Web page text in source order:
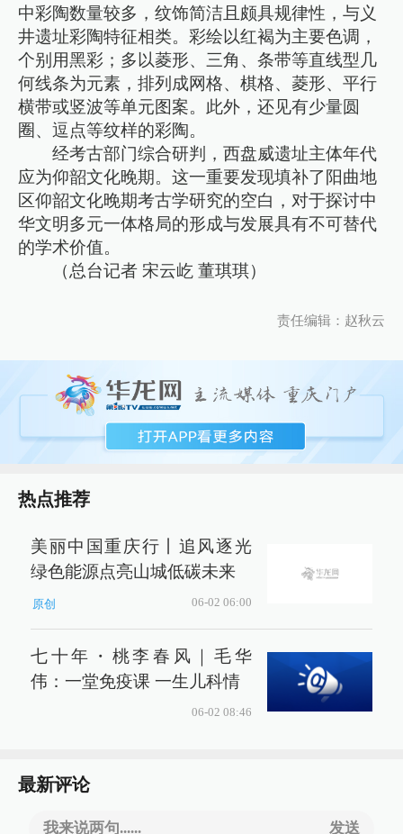
中彩陶数量较多，纹饰简洁且颇具规律性，与义
井遗址彩陶特征相类。彩绘以红褐为主要色调，
个别用黑彩；多以菱形、三角、条带等直线型几
何线条为元素，排列成网格、棋格、菱形、平行
横带或竖波等单元图案。此外，还见有少量圆
圈、逗点等纹样的彩陶。
经考古部门综合研判，西盘威遗址主体年代
应为仰韶文化晚期。这一重要发现填补了阳曲地
区仰韶文化晚期考古学研究的空白，对于探讨中
华文明多元一体格局的形成与发展具有不可替代
的学术价值。
（总台记者 宋云屹 董琪琪）
责任编辑：赵秋云
热点推荐
美丽中国重庆行丨追风逐光
绿色能源点亮山城低碳未来
原创 06-02 06:00
七十年・桃李春风｜毛华
伟：一堂免疫课 一生儿科情
06-02 08:46
最新评论
我来说两句...... 发送